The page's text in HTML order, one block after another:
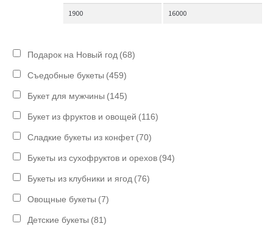
Подарок на Новый год (68)
Съедобные букеты (459)
Букет для мужчины (145)
Букет из фруктов и овощей (116)
Сладкие букеты из конфет (70)
Букеты из сухофруктов и орехов (94)
Букеты из клубники и ягод (76)
Овощные букеты (7)
Детские букеты (81)